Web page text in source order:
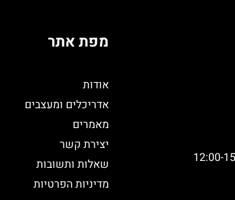
מפת אתר
אודות
אדריכלים ומעצבים
מאמרים
יצירת קשר
שאלות ותשובות
מדיניות הפרטיות